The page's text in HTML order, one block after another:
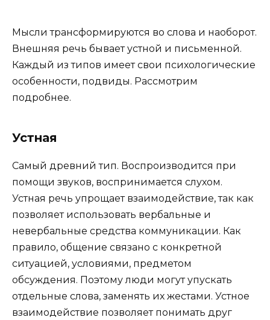
Мысли трансформируются во слова и наоборот.
Внешняя речь бывает устной и письменной.
Каждый из типов имеет свои психологические
особенности, подвиды. Рассмотрим
подробнее.
Устная
Самый древний тип. Воспроизводится при
помощи звуков, воспринимается слухом.
Устная речь упрощает взаимодействие, так как
позволяет использовать вербальные и
невербальные средства коммуникации. Как
правило, общение связано с конкретной
ситуацией, условиями, предметом
обсуждения. Поэтому люди могут упускать
отдельные слова, заменять их жестами. Устное
взаимодействие позволяет понимать друг